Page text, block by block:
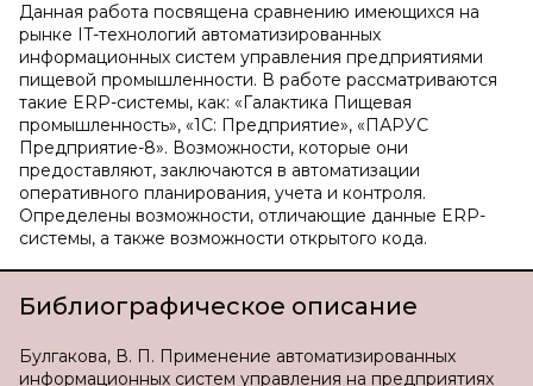
Данная работа посвящена сравнению имеющихся на
рынке IT-технологий автоматизированных
информационных систем управления предприятиями
пищевой промышленности. В работе рассматриваются
такие ERP-системы, как: «Галактика Пищевая
промышленность», «1С: Предприятие», «ПАРУС
Предприятие-8». Возможности, которые они
предоставляют, заключаются в автоматизации
оперативного планирования, учета и контроля.
Определены возможности, отличающие данные ERP-
системы, а также возможности открытого кода.
Библиографическое описание
Булгакова, В. П. Применение автоматизированных
информационных систем управления на предприятиях